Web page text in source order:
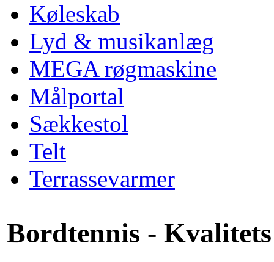
Køleskab
Lyd & musikanlæg
MEGA røgmaskine
Målportal
Sækkestol
Telt
Terrassevarmer
Bordtennis -